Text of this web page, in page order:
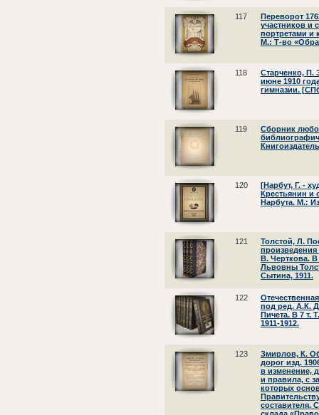
117
Переворот
участников и
портретами и
М.: Т-во
118
Старченко, П.
июне 1910
гимназии.
119
Сборник
120
[Нарбут, Г. -
Крестьянин и
Нарбута. М.:
121
Толстой, Л.
произведения
В. Черткова.
Львовны
Сытина, 1911.
122
под ред. А.К.
Пичета. В 7 т.
1911-1912.
123
Змирлов, К.
дорог изд.
в изменение,
и правила, с
которых
составителя.